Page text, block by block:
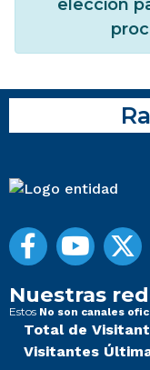
elección
Nuestras
Estos No son canales
Total de
Visitantes